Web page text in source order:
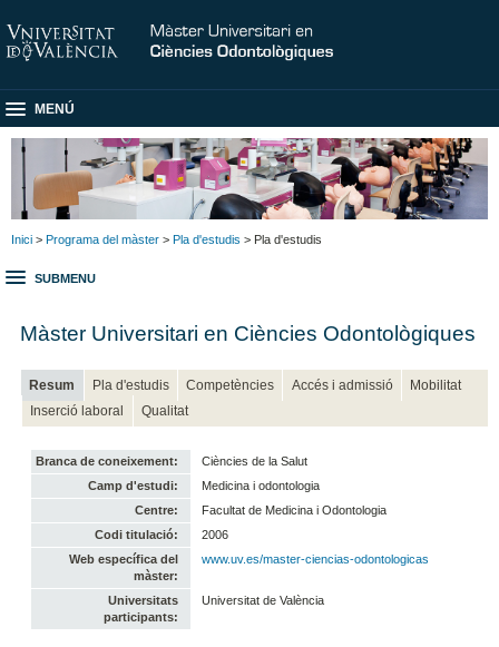
MENÚ
Inici > Programa del màster > Pla d'estudis > Pla d'estudis
SUBMENU
Màster Universitari en Ciències Odontològiques
Resum Pla d'estudis Competències Accés i admissió
Mobilitat
Inserció laboral
Qualitat
Branca de coneixement:
Ciències de la Salut
Camp d'estudi:
Medicina i odontologia
Centre:
Facultat de Medicina i Odontologia
Codi titulació:
2006
Web específica del
màster:
www.uv.es/master-ciencias-odontologicas
Universitats
participants:
Universitat de València